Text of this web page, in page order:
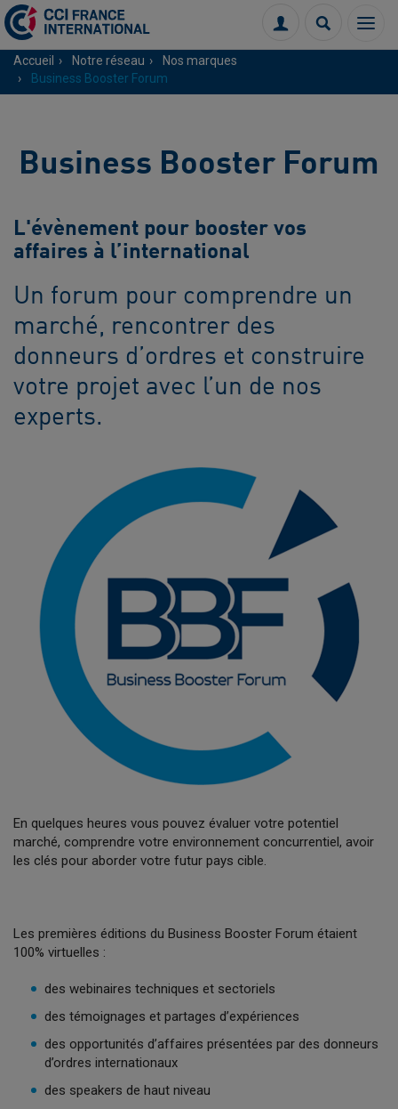
Menu
Connexion
Accueil Notre réseau
Nos marques
Business Booster Forum
Business Booster Forum
L'évènement pour booster vos
affaires à l’international
Un forum pour comprendre un
marché, rencontrer des
donneurs d’ordres et construire
votre projet avec l’un de nos
experts.
En quelques heures vous pouvez évaluer votre potentiel
marché, comprendre votre environnement concurrentiel, avoir
les clés pour aborder votre futur pays cible.
Les premières éditions du Business Booster Forum étaient
100% virtuelles :
des webinaires techniques et sectoriels
des témoignages et partages d’expériences
des opportunités d’affaires présentées par des donneurs
d’ordres internationaux
des speakers de haut niveau